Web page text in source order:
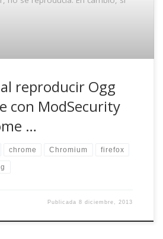
reproducir Ogg
con ModSecurity
…
chrome Chromium firefox
Publicada8 diciembre, 2013